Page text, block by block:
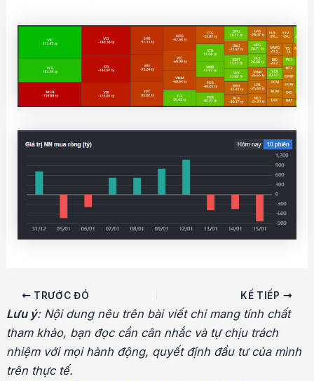
Điều
hướng
bài
viết
TRƯỚC ĐÓ KẾ TIẾP
Lưu ý: Nội dung nêu trên bài viết chỉ mang tính chất
tham khảo, bạn đọc cần cân nhắc và tự chịu trách
nhiệm với mọi hành động, quyết định đầu tư của mình
trên thực tế.